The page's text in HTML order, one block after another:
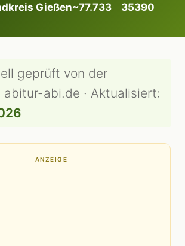
Gießen~77.733 35390
geprüft von der
abitur-abi.de · Aktualisiert:
ANZEIGE